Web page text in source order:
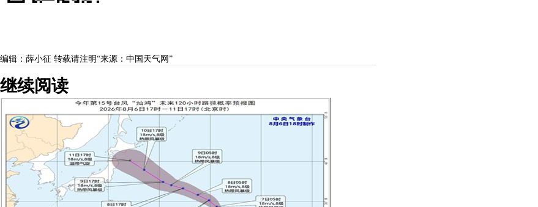
编辑：薛小征 转载请注明“来源：中国天气网”
继续阅读